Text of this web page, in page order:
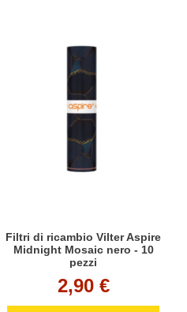
Filtri di ricambio Vilter Aspire
Midnight Mosaic nero - 10
pezzi
2,90 €